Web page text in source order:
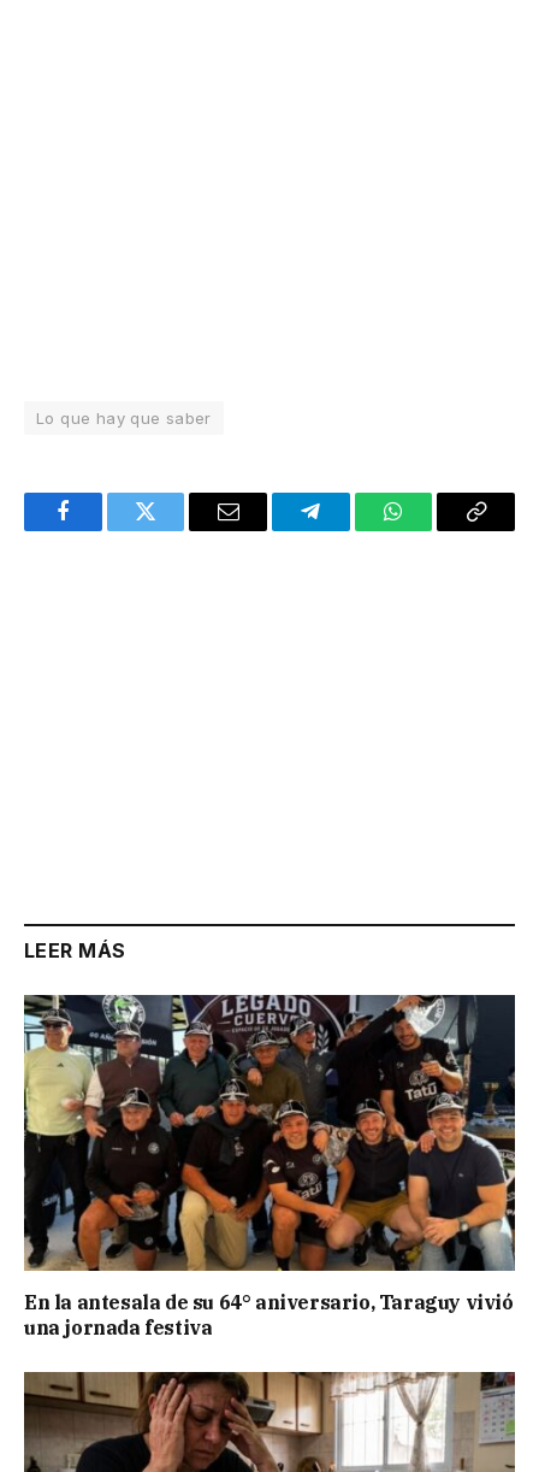
Lo que hay que saber
FacebookTwitter Email TelegramWhatsAppCopy
LEER MÁS
En la antesala de su 64° aniversario, Taraguy vivió
una jornada festiva